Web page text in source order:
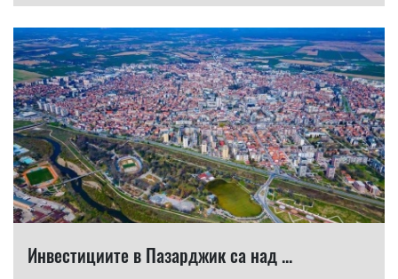
Инвестициите в Пазарджик са над ...